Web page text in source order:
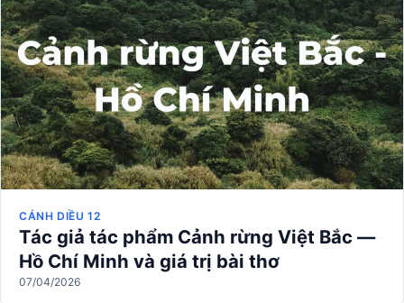
CÁNH DIỀU 12
Tác giả tác phẩm Cảnh rừng Việt Bắc —
Hồ Chí Minh và giá trị bài thơ
07/04/2026